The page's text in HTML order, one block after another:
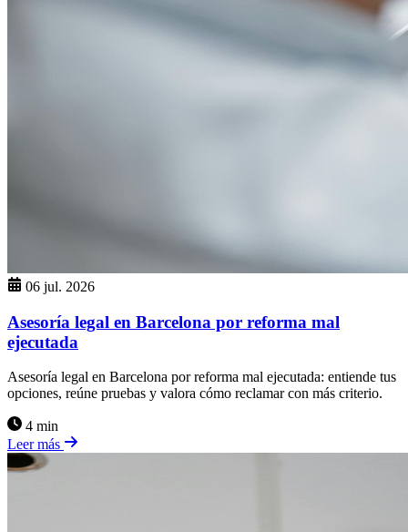
06 jul. 2026
Asesoría legal en Barcelona por reforma mal
ejecutada
Asesoría legal en Barcelona por reforma mal ejecutada: entiende tus
opciones, reúne pruebas y valora cómo reclamar con más criterio.
4 min
Leer más